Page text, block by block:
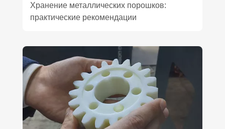
Хранение металлических порошков:
практические рекомендации